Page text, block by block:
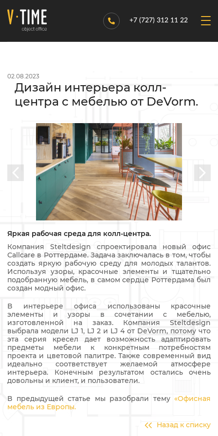
+7 (727) 312 11 22
02.08.2023
Дизайн интерьера колл-
центра с мебелью от DeVorm.
Яркая рабочая среда для колл-центра.
Компания Steltdesign спроектировала новый офис
Callcare в Роттердаме. Задача заключалась в том, чтобы
создать яркую рабочую среду для молодых талантов.
Используя узоры, красочные элементы и тщательно
подобранную мебель, в самом сердце Роттердама был
создан модный офис.
В интерьере офиса использованы красочные
элементы и узоры в сочетании с мебелью,
изготовленной на заказ. Компания Steltdesign
выбрала модели LJ 1, LJ 2 и LJ 4 от DeVorm, потому что
эта серия кресел дает возможность адаптировать
предметы мебели к конкретным потребностям
проекта и цветовой палитре. Также современный вид
идеально соответствует желаемой атмосфере
интерьера. Конечным результатом остались очень
довольны и клиент, и пользователи.
В предыдущей статье мы разобрали тему «Офисная
мебель из Европы.
Назад к списку